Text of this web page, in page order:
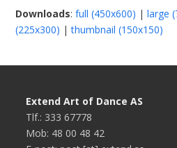
Downloads:full (450x600) |large
(225x300) |thumbnail (150x150)
Extend Art of Dance AS
Tlf.: 333 67778
Mob: 48 00 48 42